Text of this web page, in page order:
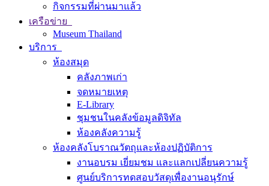
กิจกรรมที่ผ่านมาแล้ว
เครือข่าย
Museum Thailand
บริการ
ห้องสมุด
คลังภาพเก่า
จดหมายเหตุ
E-Library
ชุมชนในคลังข้อมูลดิจิทัล
ห้องคลังความรู้
ห้องคลังโบราณวัตถุและห้องปฏิบัติการ
งานอบรม เยี่ยมชม และแลกเปลี่ยนความรู้
ศูนย์บริการทดสอบวัสดุเพื่องานอนุรักษ์